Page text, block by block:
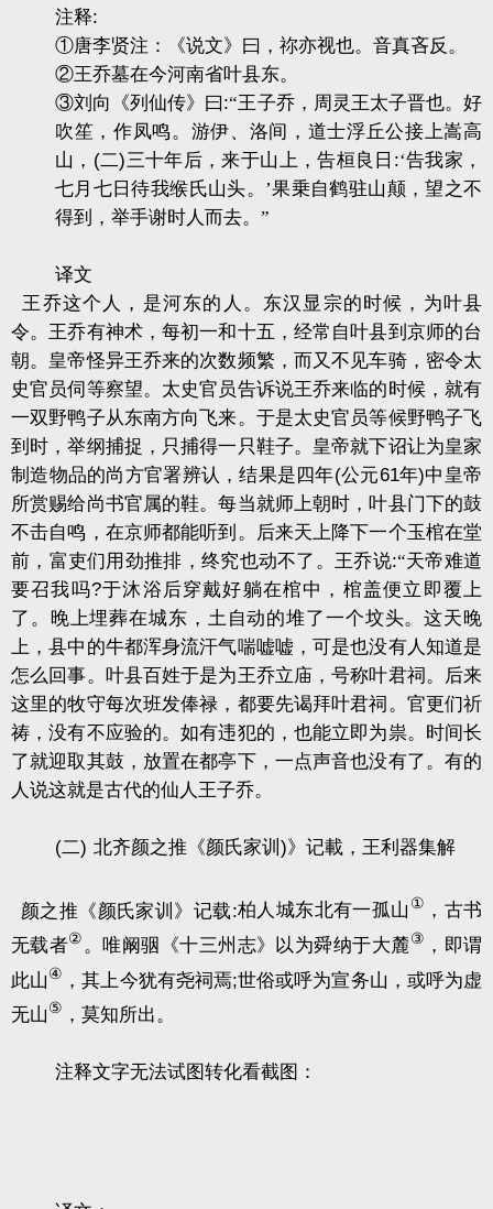
注释:
①唐李贤注：《说文》曰，祢亦视也。音真吝反。
②王乔墓在今河南省叶县东。
③刘向《列仙传》曰:“王子乔，周灵王太子晋也。好
吹笙，作凤鸣。游伊、洛间，道士浮丘公接上嵩高
山， (二)三十年后，来于山上，告桓良日 :‘告我家，
七月七日待我缑氏山头。’果乗自鹤驻山颠，望之不
得到，举手谢时人而去。”
译文
王乔这个人，是河东的人。东汉显宗的时候，为叶县
令。王乔有神术，每初一和十五，经常自叶县到京师的台
朝。皇帝怪异王乔来的次数频繁，而又不见车骑，密令太
史官员伺等察望。太史官员告诉说王乔来临的时候，就有
一双野鸭子从东南方向飞来。于是太史官员等候野鸭子飞
到时，举纲捕捉，只捕得一只鞋子。皇帝就下诏让为皇家
制造物品的尚方官署辨认，结果是四年(公元61年)中皇帝
所赏赐给尚书官属的鞋。每当就师上朝时，叶县门下的鼓
不击自鸣，在京师都能听到。后来天上降下一个玉棺在堂
前，富吏们用劲推排，终究也动不了。王乔说:“天帝难道
要召我吗?于沐浴后穿戴好躺在棺中，棺盖便立即覆上
了。晚上埋葬在城东，土自动的堆了一个坟头。这天晚
上，县中的牛都浑身流汗气喘嘘嘘，可是也没有人知道是
怎么回事。叶县百姓于是为王乔立庙，号称叶君祠。后来
这里的牧守每次班发俸禄，都要先谒拜叶君祠。官更们祈
祷，没有不应验的。如有违犯的，也能立即为祟。时间长
了就迎取其鼓，放置在都亭下，一点声音也没有了。有的
人说这就是古代的仙人王子乔。
(二) 北齐颜之推《颜氏家训 )》记載，王利器集解
颜之推《颜氏家训》记载:柏人城东北有一孤山 ① ，古书
无载者②。唯阚骃《十三州志》以为舜纳于大麓③ ，即谓
此山④ ，其上今犹有尧祠焉;世俗或呼为宣务山，或呼为虚
无山⑤ ，莫知所出。
注释文字无法试图转化看截图：